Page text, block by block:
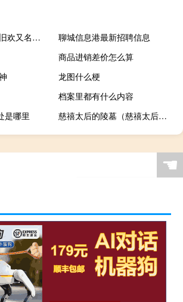
旧欢如梦唢呐版（旧欢又名最爱锦竹）
聊城信息港最新招聘信息
商品进销差价怎么算
龙图什么梗
档案里都有什么内容
是哪里
慈禧太后的陵墓（慈禧太后的性揭秘）
☚